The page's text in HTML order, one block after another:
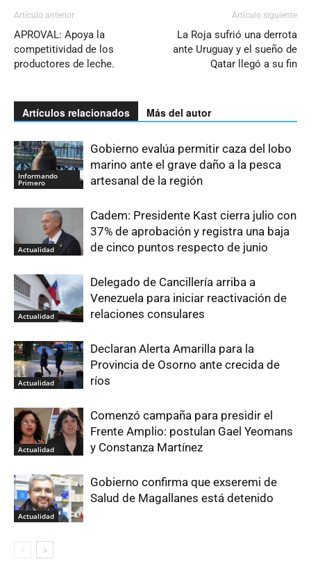
Artículo anterior
APROVAL: Apoya la
competitividad de los
productores de leche.
Artículo siguiente
La Roja sufrió una derrota
ante Uruguay y el sueño de
Qatar llegó a su fin
Artículos relacionados Más del autor
Informando
Primero
Gobierno evalúa permitir caza del lobo
marino ante el grave daño a la pesca
artesanal de la región
Actualidad
Cadem: Presidente Kast cierra julio con
37% de aprobación y registra una baja
de cinco puntos respecto de junio
Actualidad
Delegado de Cancillería arriba a
Venezuela para iniciar reactivación de
relaciones consulares
Actualidad
Declaran Alerta Amarilla para la
Provincia de Osorno ante crecida de
ríos
Actualidad
Comenzó campaña para presidir el
Frente Amplio: postulan Gael Yeomans
y Constanza Martínez
Actualidad
Gobierno confirma que exseremi de
Salud de Magallanes está detenido